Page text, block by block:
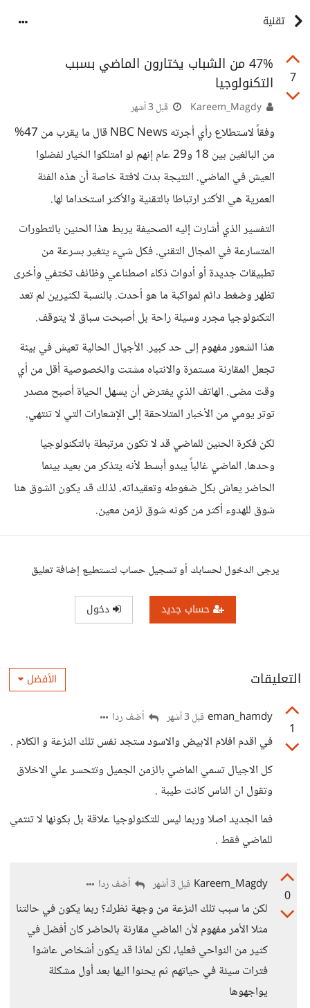
تقنية
7
47% من الشباب يختارون الماضي بسبب
التكنولوجيا
قبل 3 أشهر
وفقاً لاستطلاع رأي أجرته NBC News قال ما يقرب من 47%
من البالغين بين 18 و29 عام إنهم لو امتلكوا الخيار لفضلوا
العيش في الماضي. النتيجة بدت لافتة خاصة أن هذه الفئة
العمرية هي الأكثر ارتباطا بالتقنية والأكثر استخداما لها.
التفسير الذي أشارت إليه الصحيفة يربط هذا الحنين بالتطورات
المتسارعة في المجال التقني. فكل شيء يتغير بسرعة من
تطبيقات جديدة أو أدوات ذكاء اصطناعي وظائف تختفي وأخرى
تظهر وضغط دائم لمواكبة ما هو أحدث. بالنسبة لكثيرين لم تعد
التكنولوجيا مجرد وسيلة راحة بل أصبحت سباق لا يتوقف.
هذا الشعور مفهوم إلى حد كبير. الأجيال الحالية تعيش في بيئة
تجعل المقارنة مستمرة والانتباه مشتت والخصوصية أقل من أي
وقت مضى. الهاتف الذي يفترض أن يسهل الحياة أصبح مصدر
توتر يومي من الأخبار المتلاحقة إلى الإشعارات التي لا تنتهي.
لكن فكرة الحنين للماضي قد لا تكون مرتبطة بالتكنولوجيا
وحدها. الماضي غالباً يبدو أبسط لأنه يتذكر من بعيد بينما
الحاضر يعاش بكل ضغوطه وتعقيداته. لذلك قد يكون الشوق هنا
شوق للهدوء أكثر من كونه شوق لزمن معين.
يرجى الدخول لحسابك أو تسجيل حساب لتستطيع إضافة تعليق
حساب جديد دخول
التعليقات الأفضل
1
eman_hamdy قبل 3 أشهر أضف ردا
في اقدم افلام الابيض والاسود ستجد نفس تلك النزعة و الكلام .
كل الاجيال تسمي الماضي بالزمن الجميل وتتحسر علي الاخلاق
وتقول ان الناس كانت طيبة .
فما الجديد اصلا وربما ليس للتكنولوجيا علاقة بل بكونها لا تنتمي
للماضي فقط .
0
Kareem_Magdy قبل 3 أشهر أضف ردا
لكن ما سبب تلك النزعة من وجهة نظرك؟ ربما يكون في حالتنا
مثلا الأمر مفهوم لأن الماضي مقارنة بالحاضر كان أفضل في
كثير من النواحي فعليا، لكن لماذا قد يكون أشخاص عاشوا
فترات سيئة في حياتهم ثم يحنوا اليها بعد أول مشكلة
يواجهوها